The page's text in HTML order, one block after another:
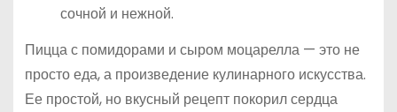
сочной и нежной.
Пицца с помидорами и сыром моцарелла — это не
просто еда, а произведение кулинарного искусства.
Ее простой, но вкусный рецепт покорил сердца